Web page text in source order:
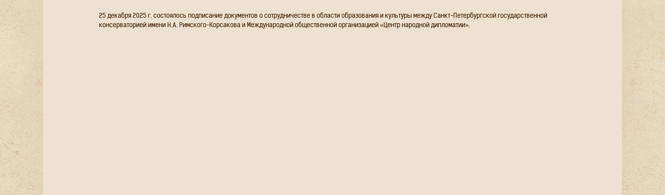
25 декабря 2025 г. состоялось подписание документов о сотрудничестве в области образования и культуры между Санкт-Петербургской государственной
консерваторией имени Н.А. Римского-Корсакова и Международной общественной организацией «Центр народной дипломатии».